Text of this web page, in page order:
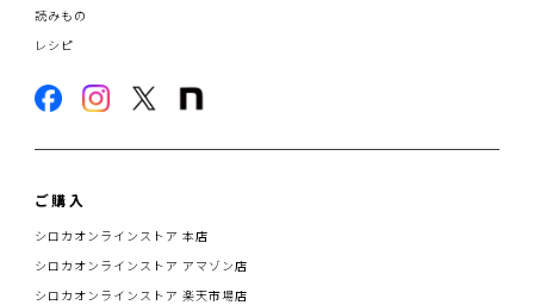
読みもの
レシピ
ご購入
シロカオンラインストア 本店
シロカオンラインストア アマゾン店
シロカオンラインストア 楽天市場店